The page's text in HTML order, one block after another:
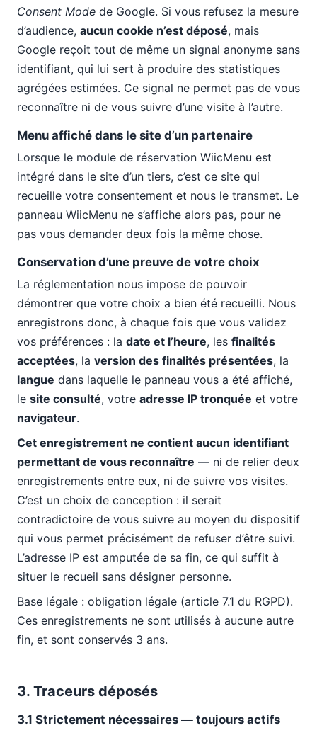
Consent Mode de Google. Si vous refusez la mesure
d’audience, aucun cookie n’est déposé, mais
Google reçoit tout de même un signal anonyme sans
identifiant, qui lui sert à produire des statistiques
agrégées estimées. Ce signal ne permet pas de vous
reconnaître ni de vous suivre d’une visite à l’autre.
Menu affiché dans le site d’un partenaire
Lorsque le module de réservation WiicMenu est
intégré dans le site d’un tiers, c’est ce site qui
recueille votre consentement et nous le transmet. Le
panneau WiicMenu ne s’affiche alors pas, pour ne
pas vous demander deux fois la même chose.
Conservation d’une preuve de votre choix
La réglementation nous impose de pouvoir
démontrer que votre choix a bien été recueilli. Nous
enregistrons donc, à chaque fois que vous validez
vos préférences : la date et l’heure, les finalités
acceptées, la version des finalités présentées, la
langue dans laquelle le panneau vous a été affiché,
le site consulté, votre adresse IP tronquée et votre
navigateur.
Cet enregistrement ne contient aucun identifiant
permettant de vous reconnaître — ni de relier deux
enregistrements entre eux, ni de suivre vos visites.
C’est un choix de conception : il serait
contradictoire de vous suivre au moyen du dispositif
qui vous permet précisément de refuser d’être suivi.
L’adresse IP est amputée de sa fin, ce qui suffit à
situer le recueil sans désigner personne.
Base légale : obligation légale (article 7.1 du RGPD).
Ces enregistrements ne sont utilisés à aucune autre
fin, et sont conservés 3 ans.
3. Traceurs déposés
3.1 Strictement nécessaires — toujours actifs